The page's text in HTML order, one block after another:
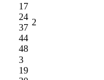
17
24
37
44
48
2
3
19